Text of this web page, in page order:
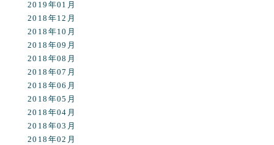
2019年01月
2018年12月
2018年10月
2018年09月
2018年08月
2018年07月
2018年06月
2018年05月
2018年04月
2018年03月
2018年02月